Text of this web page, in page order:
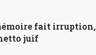
fait irruption,
juif